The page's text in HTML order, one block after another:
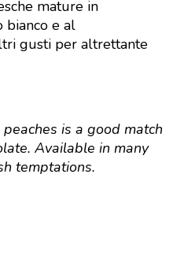
mature in
bianco e al
gusti per altrettante
is a good match
Available in many
temptations.